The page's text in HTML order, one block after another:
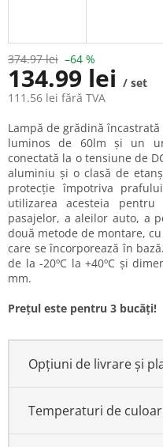
374.97 lei –64 %
134.99 lei / set
111.56 lei fără TVA
Evaluare
preţ:
Lampă de grădină
luminos de 60lm și un
conectată la o tensiune de
aluminiu și o clasă de
protecție împotriva
utilizarea acesteia
pasajelor, a aleilor auto, a
două metode de montare,
care se încorporează în
de la -20ºC la +40ºC și
mm.
Prețul este pentru 3 bucăți!
Opțiuni de livrare și
Temperaturi de